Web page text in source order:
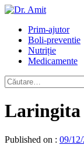
Skip
content
Primary
Menu
Prim-ajutor
Boli-preventie
Nutriție
Medicamente
Caută
după:
Laringita
Published on : 09/